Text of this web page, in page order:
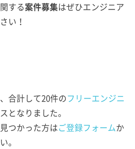
する案件募集はぜひエンジニア
い！
合計して20件のフリーエンジニ
となりました。
つかった方はご登録フォームか
。